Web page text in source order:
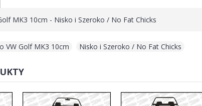
MK3 10cm - Nisko i Szeroko / No Fat Chicks
VW Golf MK3 10cm Nisko i Szeroko / No Fat Chicks